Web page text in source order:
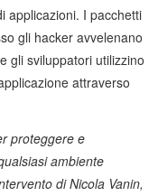
applicazioni. I pacchetti
gli hacker avvelenano
gli sviluppatori utilizzino
attraverso
proteggere e
ambiente
di Nicola Vanin,